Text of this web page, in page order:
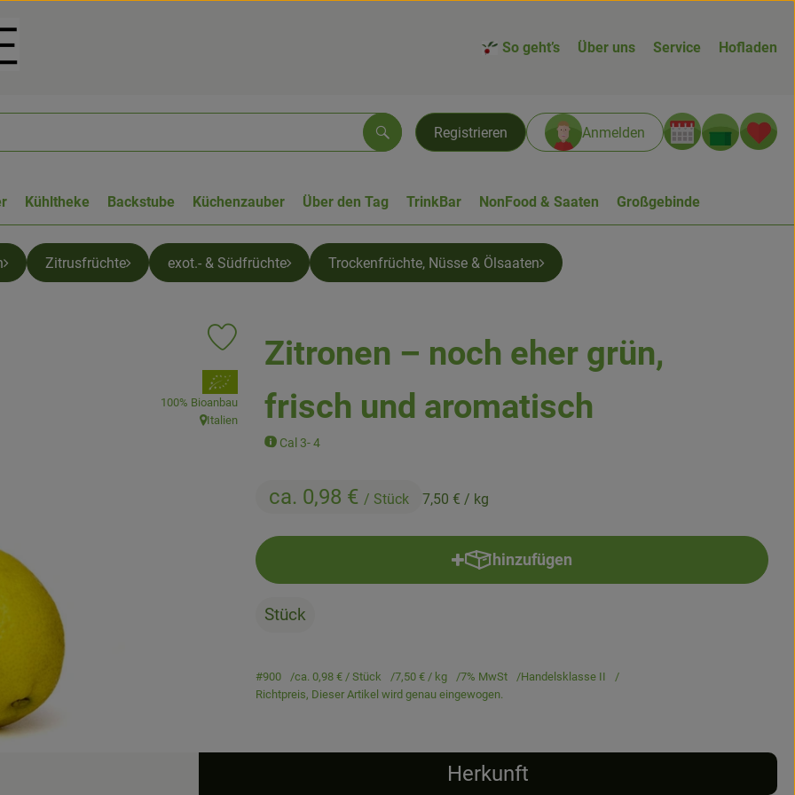
So geht’s Über uns Service Hofladen
Registrieren Anmelden
Suchen
Kühltheke Backstube Küchenzauber Über den Tag TrinkBar NonFood & Saaten Großgebinde
Zitrusfrüchte exot.- & Südfrüchte Trockenfrüchte, Nüsse & Ölsaaten
Zitronen – noch eher grün,
frisch und aromatisch
Cal 3- 4
ca. 0,98 € / Stück 7,50 € / kg
Produkt zu Favouriten hinzufügen
, Verband:
100% Bioanbau
, Herkunft:
Italien
hinzufügen
Produkt zum Warenkorb hinzufügen
Stück
#900 ca. 0,98 € / Stück 7,50 € / kg 7% MwSt
Handelsklasse II
Richtpreis, Dieser Artikel wird genau eingewogen.
Herkunft